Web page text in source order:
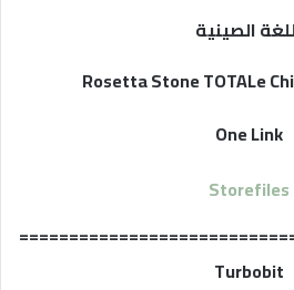
الصينية
Rosetta Stone TOTALe
One Link
Storefiles
Turbobit